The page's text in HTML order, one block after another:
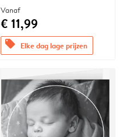
Vanaf
€ 11,99
offers Elke dag lage prijzen